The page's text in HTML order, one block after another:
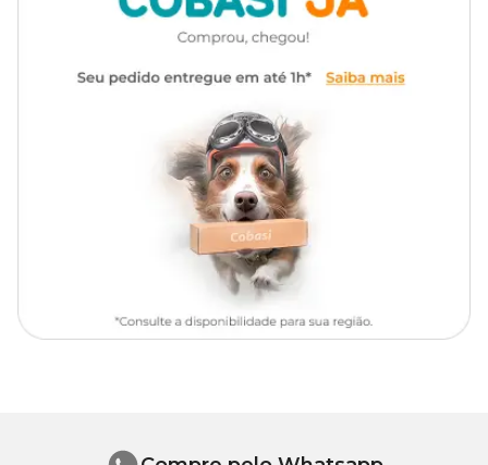
Educador Sanitário Repelente Good Pet com o
Só aqui na Cobasi você encontra oEducador Sanitário
Repelente Good Pet com o melhor preço
lojas físicas, você também tem à disposição uma grande variedade
e tudo o que seu pet precisa.